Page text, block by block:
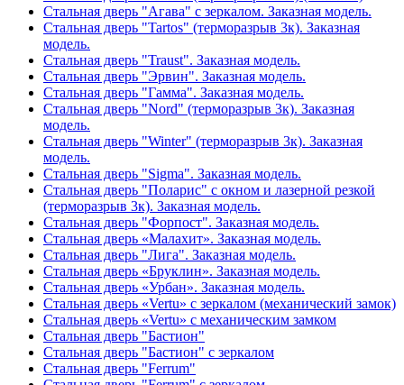
Стальная дверь "Агава" с зеркалом. Заказная модель.
Стальная дверь "Tartos" (терморазрыв 3к). Заказная
модель.
Стальная дверь "Traust". Заказная модель.
Стальная дверь "Эрвин". Заказная модель.
Стальная дверь "Гамма". Заказная модель.
Стальная дверь "Nord" (терморазрыв 3к). Заказная
модель.
Стальная дверь "Winter" (терморазрыв 3к). Заказная
модель.
Стальная дверь "Sigma". Заказная модель.
Стальная дверь "Поларис" с окном и лазерной резкой
(терморазрыв 3к). Заказная модель.
Стальная дверь "Форпост". Заказная модель.
Стальная дверь «Малахит». Заказная модель.
Стальная дверь "Лига". Заказная модель.
Стальная дверь «Бруклин». Заказная модель.
Стальная дверь «Урбан». Заказная модель.
Стальная дверь «Vertu» с зеркалом (механический замок)
Стальная дверь «Vertu» с механическим замком
Стальная дверь "Бастион"
Стальная дверь "Бастион" с зеркалом
Стальная дверь "Ferrum"